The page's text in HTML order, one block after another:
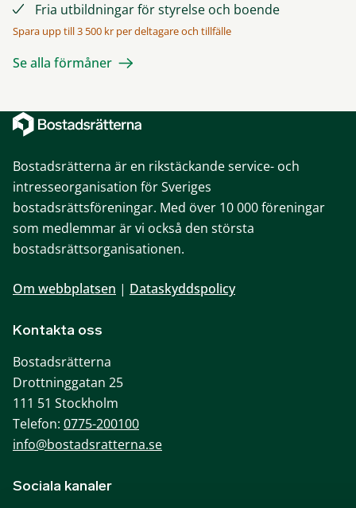
Fria utbildningar för styrelse och boende
Spara upp till 3 500 kr per deltagare och tillfälle
Se alla förmåner
Bostadsrätterna är en rikstäckande service- och
intresseorganisation för Sveriges
bostadsrättsföreningar. Med över 10 000 föreningar
som medlemmar är vi också den största
bostadsrättsorganisationen.
Om webbplatsen | Dataskyddspolicy
Kontakta oss
Bostadsrätterna
Drottninggatan 25
111 51 Stockholm
Telefon: 0775-200100
info@bostadsratterna.se
Sociala kanaler